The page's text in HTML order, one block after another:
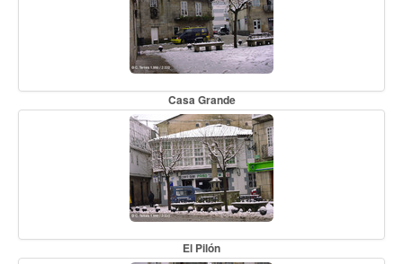
Casa Grande
El Pilón